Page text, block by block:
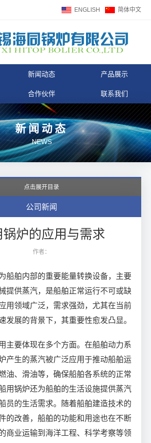
ENGLISH 简体中文
新闻动态 产品展示
合作伙伴 联系我们
新闻动态
NEWS
点击展开目录
公司新闻
锅炉的应用与需求
作者：
船舶内部的重要能量转换设备，主要
提供蒸汽，是船舶正常运行不可或缺
用领域广泛，需求强劲，尤其在当前
发展的背景下，其重要性愈发凸显。
主要体现在多个方面。在船舶动力系
产生的蒸汽被广泛应用于推动船舶运
油、滑油等，确保船舶各系统的正常
用锅炉还为船舶的生活设施提供蒸汽
员的生活需求。随着船舶建造技术的
的改善，船舶的功能和用途也在不断
商业运输到海洋工程、科学考察等领